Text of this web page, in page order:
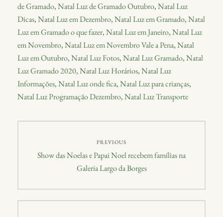
de Gramado,Natal Luz de Gramado Outubro,Natal Luz
Dicas,Natal Luz em Dezembro,Natal Luz em Gramado,Natal
Luz em Gramado o que fazer,Natal Luz em Janeiro,Natal Luz
em Novembro,Natal Luz em Novembro Vale a Pena,Natal
Luz em Outubro,Natal Luz Fotos,Natal Luz Gramado,Natal
Luz Gramado 2020,Natal Luz Horários,Natal Luz
Informações,Natal Luz onde fica,Natal Luz para crianças,
Natal Luz Programação Dezembro,Natal Luz Transporte
PREVIOUS
Show das Noelas e Papai Noel recebem famílias na
Galeria Largo da Borges